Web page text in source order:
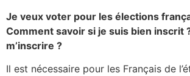
Je veux voter pour les élections
Comment savoir si je suis bien inscrit
m’inscrire ?
Il est nécessaire pour les Français de